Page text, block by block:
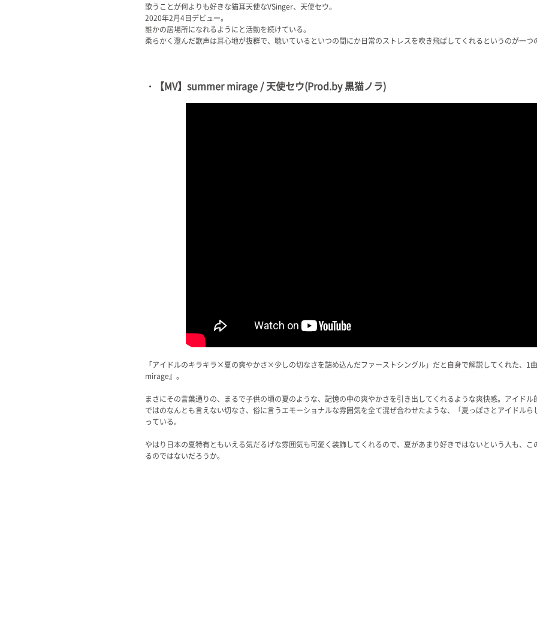
歌うことが何よりも好きな猫耳天使なVSinger、天使セウ。
2020年2月4日デビュー。
誰かの居場所になれるようにと活動を続けている。
柔らかく澄んだ歌声は耳心地が抜群で、聴いているといつの間にか日常のストレスを吹き飛ばしてくれるというのが一つ
・【MV】summer mirage / 天使セウ(Prod.by 黒猫ノラ)
「アイドルのキラキラ×夏の爽やかさ×少しの切なさを詰め込んだファーストシングル」だと自身で解説してくれた、1
mirage』。
まさにその言葉通りの、まるで子供の頃の夏のような、記憶の中の爽やかさを引き出してくれるような爽快感。アイド
ではのなんとも言えない切なさ、俗に言うエモーショナルな雰囲気を全て混ぜ合わせたような、「夏っぽさとアイドル
っている。
やはり日本の夏特有ともいえる気だるげな雰囲気も可愛く装飾してくれるので、夏があまり好きではないという人も、
るのではないだろうか。